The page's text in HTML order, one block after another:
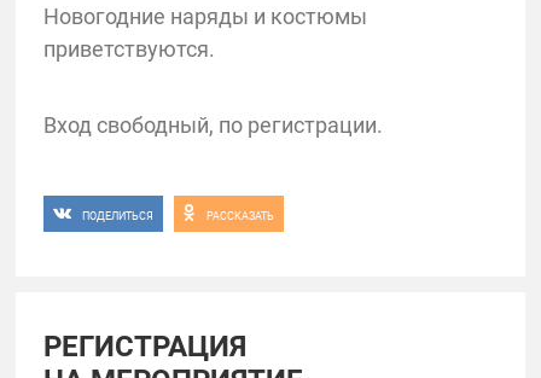
Новогодние наряды и костюмы
приветствуются.
Вход свободный, по регистрации.
ПОДЕЛИТЬСЯ РАССКАЗАТЬ
РЕГИСТРАЦИЯ